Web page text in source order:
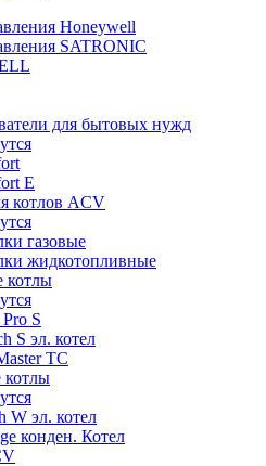
Honeywell
SATRONIC
для бытовых нужд
E
котлов ACV
газовые
жидкотопливные
котлы
S
S эл. котел
TC
котлы
W эл. котел
конден. Котел